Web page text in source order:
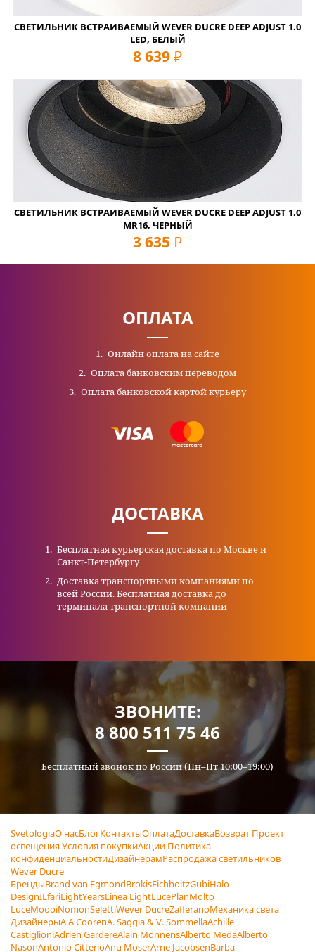
СВЕТИЛЬНИК ВСТРАИВАЕМЫЙ WEVER DUCRE DEEP ADJUST 1.0
LED, БЕЛЫЙ
8 639 руб
СВЕТИЛЬНИК ВСТРАИВАЕМЫЙ WEVER DUCRE DEEP ADJUST 1.0
MR16, ЧЕРНЫЙ
3 635 руб
ОПЛАТА
Онлайн оплата на сайте
Оплата банковским переводом
Оплата банковской картой курьеру
ДОСТАВКА
Бесплатная курьерская доставка по Москве и
Санкт-Петербургу
Доставка транспортными компаниями по
всей России. Бесплатная доставка до
терминала транспортной компании
ЗВОНИТЕ:
8 800 511 75 46
Бесплатный звонок по России (Пн–Пт 10:00–19:00)
SvetologiaО насБлогКонтактыОплатаДоставкаВозврат Проект
освещенияУсловия покупкиАкции Политика
конфиденциальностиДизайнерамРаспродажа светильников
Wever Ducre
БрендыBrand van EgmondBrokisEichholtzGubiHalo
DesignILfariLightYearsLinea LightLucePlanMolto
LuceMoooiNomonSelettiWever DucreZafferanoМеханика света
ДизайнерыA A CoorenA. Saggia & V. SommellaAchille
CastiglioniAdrien GardereAlain MonnensAlberto MedaAlberto
NasonAntonio CitterioAnu MoserArne JacobsenBarba